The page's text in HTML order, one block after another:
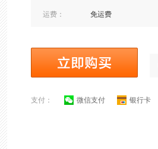
运费： 免运费
支付： 微信支付 银行卡